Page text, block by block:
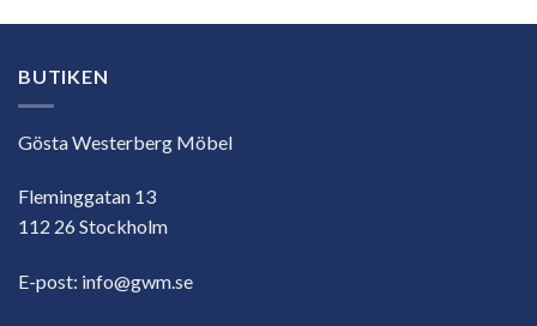
BUTIKEN
Gösta Westerberg Möbel
Fleminggatan 13
112 26 Stockholm
E-post: info@gwm.se